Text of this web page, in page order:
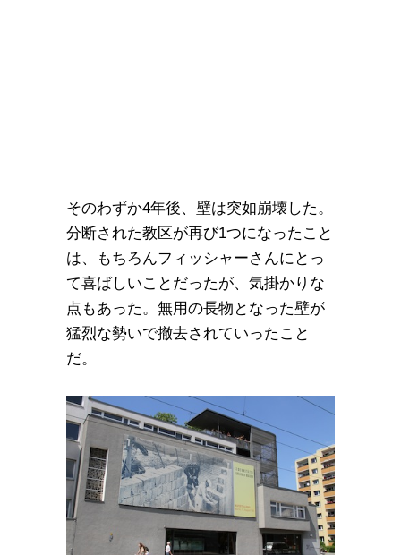
そのわずか4年後、壁は突如崩壊した。
分断された教区が再び1つになったこと
は、もちろんフィッシャーさんにとっ
て喜ばしいことだったが、気掛かりな
点もあった。無用の長物となった壁が
猛烈な勢いで撤去されていったこと
だ。